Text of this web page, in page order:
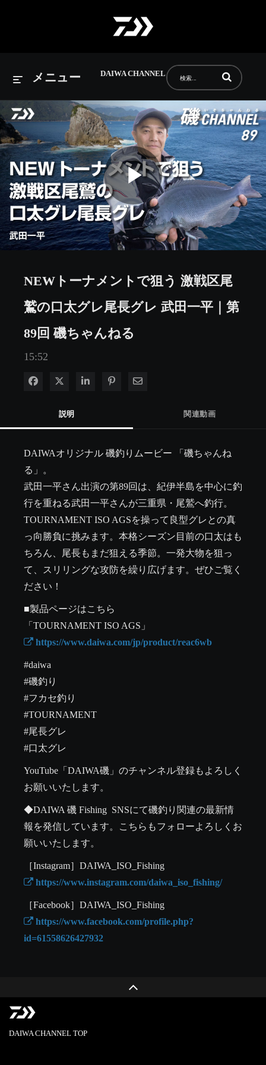
DAIWA CHANNEL
メニュー 動画の検索語句
Play
NEWトーナメントで狙う 激戦区尾
鷲の口太グレ尾長グレ 武田一平｜第
89回 磯ちゃんねる
15:52
Facebook で共有
Xで共有する
LinkedIn で共有
Pinterest に投稿
電子メールで共有
説明 関連動画
DAIWAオリジナル 磯釣りムービー 「磯ちゃんね
る」。
武田一平さん出演の第89回は、紀伊半島を中心に釣
行を重ねる武田一平さんが三重県・尾鷲へ釣行。
TOURNAMENT ISO AGSを操って良型グレとの真
っ向勝負に挑みます。本格シーズン目前の口太はも
ちろん、尾長もまだ狙える季節。一発大物を狙っ
て、スリリングな攻防を繰り広げます。ぜひご覧く
ださい！
■製品ページはこちら
https://www.daiwa.com/jp/product/reac6wb
#daiwa
#磯釣り
#フカセ釣り
#TOURNAMENT
#尾長グレ
#口太グレ
YouTube「DAIWA磯」のチャンネル登録もよろしく
お願いいたします。
◆DAIWA 磯 Fishing  SNSにて磯釣り関連の最新情
報を発信しています。こちらもフォローよろしくお
願いいたします。
https://www.instagram.com/daiwa_iso_fishing/
https://www.facebook.com/profile.php?
id=61558626427932
DAIWA CHANNEL TOP